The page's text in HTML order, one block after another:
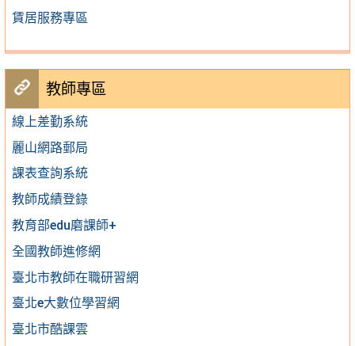
賃居服務專區
教師專區
線上差勤系統
麗山網路郵局
課表查詢系統
教師成績登錄
教育部edu磨課師+
全國教師進修網
臺北市教師在職研習網
臺北e大數位學習網
臺北市酷課雲